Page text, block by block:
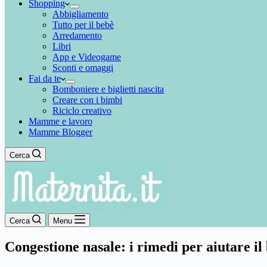
Shopping
Abbigliamento
Tutto per il bebè
Arredamento
Libri
App e Videogame
Sconti e omaggi
Fai da te
Bomboniere e biglietti nascita
Creare con i bimbi
Riciclo creativo
Mamme e lavoro
Mamme Blogger
Cerca
Cerca Menu
Congestione nasale: i rimedi per aiutare